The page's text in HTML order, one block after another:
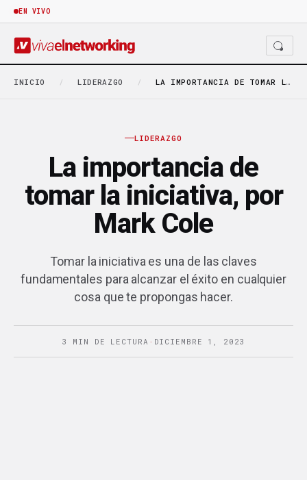
EN VIVO
INICIO / LIDERAZGO / LA IMPORTANCIA DE TOMAR LA INICIATIVA, POR MARK…
LIDERAZGO
La importancia de
tomar la iniciativa, por
Mark Cole
Tomar la iniciativa es una de las claves
fundamentales para alcanzar el éxito en cualquier
cosa que te propongas hacer.
3 MIN DE LECTURA · DICIEMBRE 1, 2023